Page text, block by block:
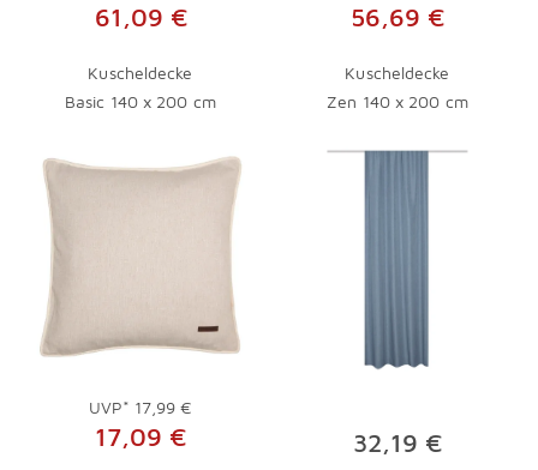
61,09 €
Kuscheldecke
Basic 140 x 200 cm
56,69 €
Kuscheldecke
Zen 140 x 200 cm
UVP* 17,99 €
17,09 € 32,19 €